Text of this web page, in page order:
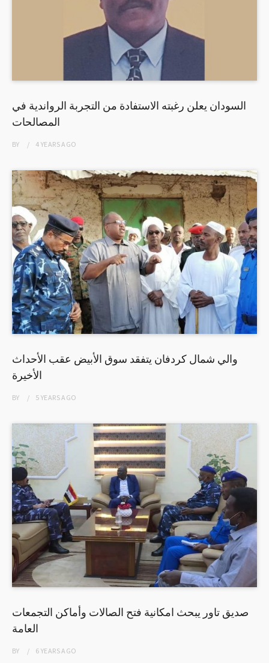
السودان يعلن رغبته الاستفادة من التجربة الرواندية في
المصالحات
BY 4 YEARSAGO
والي شمال كردفان يتفقد سوق الأبيض عقب الأحداث
الأخيرة
BY 5 YEARSAGO
صديق تاور يبحث امكانية فتح الصالات وأماكن التجمعات
العامة
BY 6 YEARSAGO